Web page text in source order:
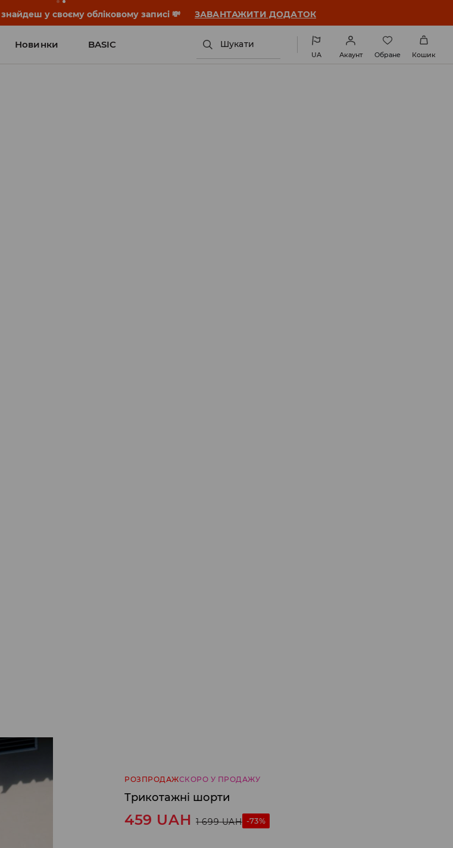
у своєму обліковому записі 💸 ЗАВАНТАЖИТИ ДОДАТОК
Новинки BASIC Шукати
UA Акаунт Обране Кошик
РОЗПРОДАЖСКОРО У ПРОДАЖУ
Трикотажні шорти
459 UAH 1 699 UAH -73%